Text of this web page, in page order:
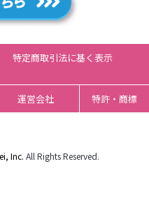
特定商取引法に基く表示
運営会社 特許・商標
Inc. All Rights Reserved.